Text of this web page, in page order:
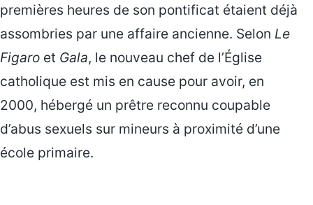
premières heures de son pontificat étaient déjà
assombries par une affaire ancienne. Selon Le
Figaro et Gala, le nouveau chef de l’Église
catholique est mis en cause pour avoir, en
2000, hébergé un prêtre reconnu coupable
d’abus sexuels sur mineurs à proximité d’une
école primaire.